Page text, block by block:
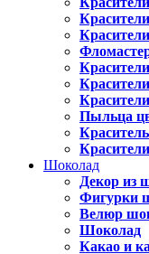
Пыльца
Шоколад
Декор из
Фигурки
Велюр
Шоколад
Какао и